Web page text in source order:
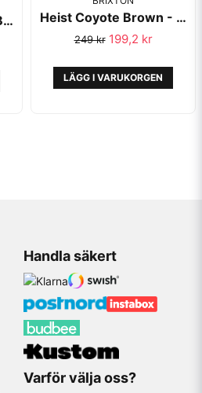
Heist Military Olive - Brixton Heist Coyote Brown - Brixton
249 kr 199,2 kr
LÄGG I VARUKORGEN
Handla säkert
Varför välja oss?